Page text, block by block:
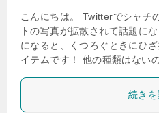
こんにちは。 Twitterでシャチ
トの写真が拡散されて話題に
になると、くつろぐときにひ
イテムです！ 他の種類はない
続き